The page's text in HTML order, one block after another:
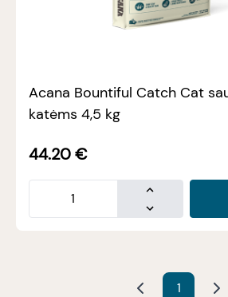
Acana Bountiful Catch Cat
katėms 4,5 kg
44.20€
1